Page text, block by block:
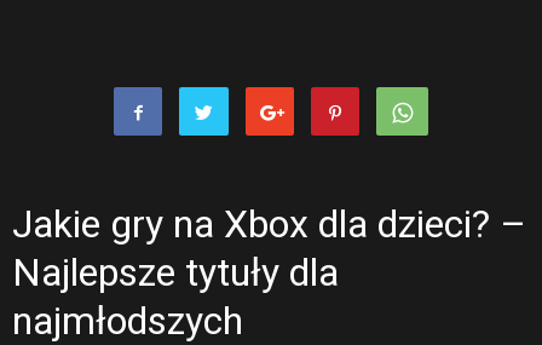
Jakie gry na Xbox dla dzieci? –
Najlepsze tytuły dla
najmłodszych